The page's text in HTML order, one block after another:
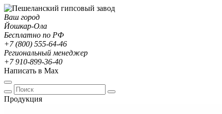
Ваш город
Йошкар-Ола
Бесплатно по РФ
+7 (800) 555-64-46
Региональный менеджер
+7 910-899-36-40
Написать в Max
Продукция